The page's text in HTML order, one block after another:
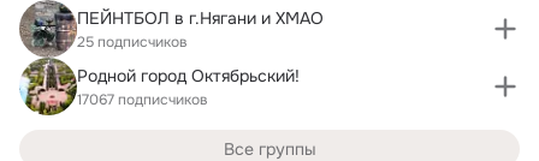
ПЕЙНТБОЛ в г.Нягани и ХМАО
25 подписчиков
Родной город Октябрьский!
17067 подписчиков
Все группы